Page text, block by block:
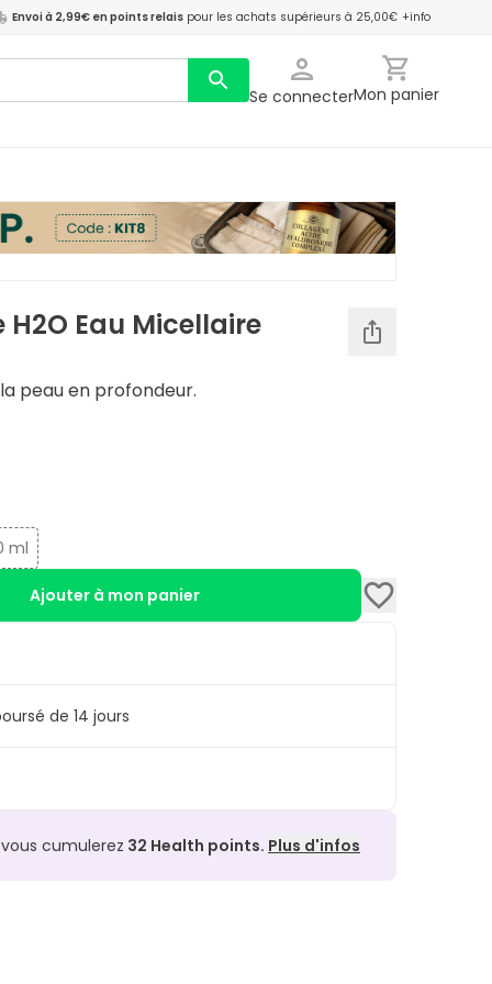
Envoi à 2,99€ en points relais pour les achats supérieurs à 25,00€ +info
Se connecterMon panier
Eau Micellaire
peau en profondeur.
ml
Ajouter à mon panier
de 14 jours
cumulerez 32 Health points. Plus d'infos